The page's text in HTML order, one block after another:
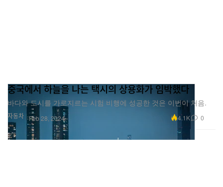
자동차
중국에서 하늘을 나는 택시의 상용화가 임박했다
바다와 도시를 가로지르는 시험 비행에 성공한 것은 이번이 처음.
Feb 28, 2024 4.1K 0